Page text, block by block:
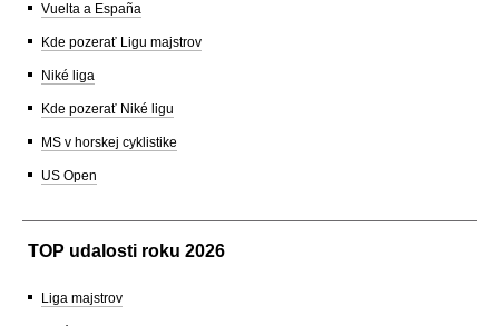
Vuelta a España
Kde pozerať Ligu majstrov
Niké liga
Kde pozerať Niké ligu
MS v horskej cyklistike
US Open
TOP udalosti roku 2026
Liga majstrov